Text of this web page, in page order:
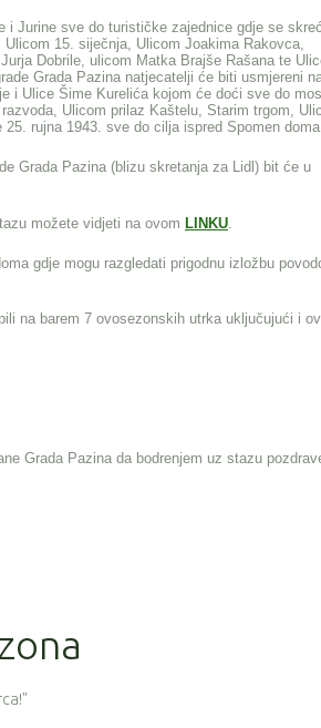
i Jurine sve do turističke zajednice gdje se
15. siječnja, Ulicom Joakima Rakovca,
Dobrile, ulicom Matka Brajše Rašana te
Grada Pazina natjecatelji će biti usmjereni
i Ulice Šime Kurelića kojom će doći sve do
Ulicom prilaz Kaštelu, Starim trgom,
rujna 1943. sve do cilja ispred Spomen
Grada Pazina (blizu skretanja za Lidl) bit će u
možete vidjeti na ovom LINKU
gdje mogu razgledati prigodnu izložbu
na barem 7 ovosezonskih utrka uključujući i
Grada Pazina da bodrenjem uz stazu